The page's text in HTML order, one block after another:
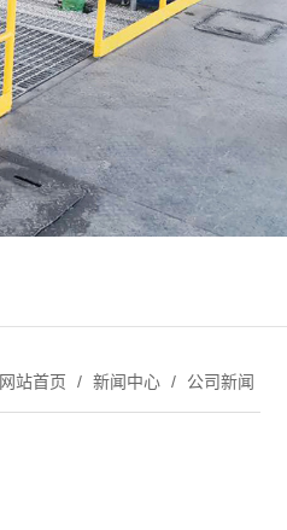
网站首页 / 新闻中心 / 公司新闻